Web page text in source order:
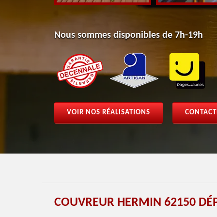
Nous sommes disponibles de 7h-19h
VOIR NOS RÉALISATIONS
COUVREUR HERMIN 62150